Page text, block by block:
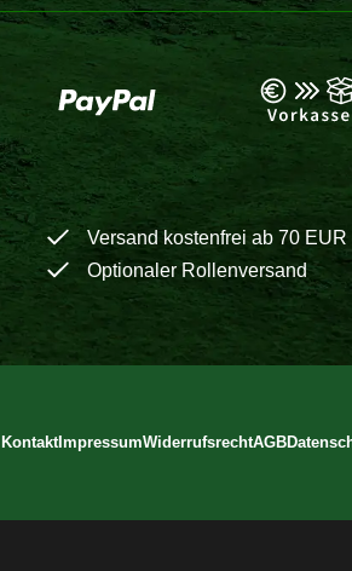
Versand kostenfrei ab 70
Optionaler Rollenversand
KontaktImpressumWiderrufsrechtAGB